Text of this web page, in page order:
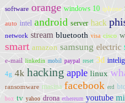
software orange windows 10 iphone
auto intel android server hack
network stream bluetooth visa cisco
smart amazon samsung electric
e-mail linkedin mobil paypal reset 3d
4g 4k hacking apple linux
ransomware masina facebook erd btc
box tv yahoo drona ethereum youtube